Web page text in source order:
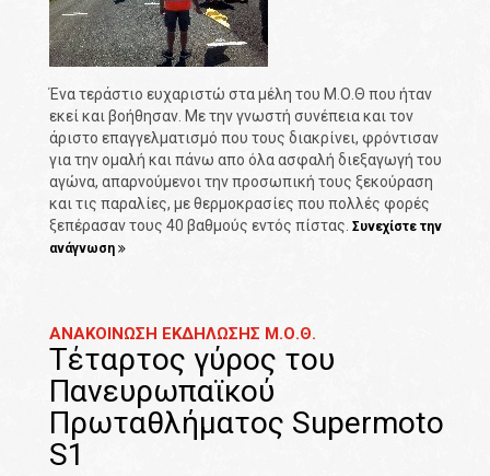
Ένα τεράστιο ευχαριστώ στα μέλη του Μ.Ο.Θ που ήταν
εκεί και βοήθησαν. Με την γνωστή συνέπεια και τον
άριστο επαγγελματισμό που τους διακρίνει, φρόντισαν
για την ομαλή και πάνω απο όλα ασφαλή διεξαγωγή του
αγώνα, απαρνούμενοι την προσωπική τους ξεκούραση
και τις παραλίες, με θερμοκρασίες που πολλές φορές
ξεπέρασαν τους 40 βαθμούς εντός πίστας. Συνεχίστε την
ανάγνωση
ΑΝΑΚΟΙΝΩΣΗ ΕΚΔΗΛΩΣΗΣ Μ.Ο.Θ.
Τέταρτος γύρος του
Πανευρωπαϊκού
Πρωταθλήματος Supermoto
S1